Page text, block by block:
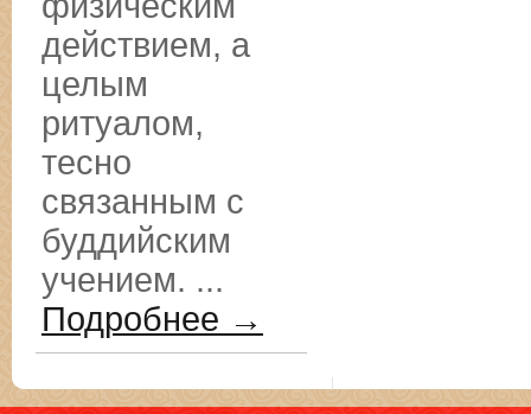
действием, а
целым
ритуалом,
тесно
связанным с
буддийским
учением. ...
Подробнее →